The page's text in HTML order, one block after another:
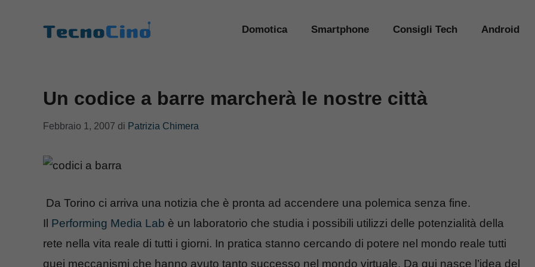
Domotica Smartphone Consigli Tech Android
Un codice a barre marcherà le nostre città
Febbraio 1, 2007 di Patrizia Chimera
Da Torino ci arriva una notizia che è pronta ad accendere una polemica senza fine.
Il Performing Media Lab è un laboratorio che studia i possibili utilizzi delle potenzialità della
rete nella vita reale di tutti i giorni. In pratica stanno cercando di potere nel mondo reale tutti
quei meccanismi che hanno avuto tanto successo nel mondo virtuale. Da qui nasce l’idea del